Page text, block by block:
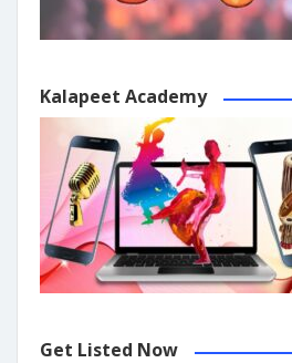
Kalapeet Academy
Get Listed Now